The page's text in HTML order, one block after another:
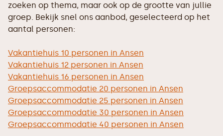
zoeken op thema, maar ook op de grootte van jullie
groep. Bekijk snel ons aanbod, geselecteerd op het
aantal personen:
Vakantiehuis 10 personen in Ansen
Vakantiehuis 12 personen in Ansen
Vakantiehuis 16 personen in Ansen
Groepsaccommodatie 20 personen in Ansen
Groepsaccommodatie 25 personen in Ansen
Groepsaccommodatie 30 personen in Ansen
Groepsaccommodatie 40 personen in Ansen